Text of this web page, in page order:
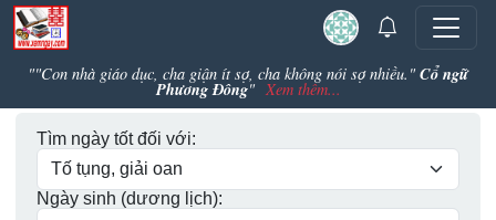
""Con nhà giáo dục, cha giận ít sợ, cha không nói sợ nhiều." Cổ ngữ
Phương Đông" Xem thêm...
Tìm ngày tốt đối với:
Ngày sinh (dương lịch):